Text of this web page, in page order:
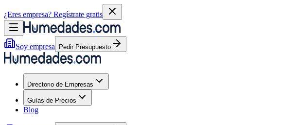
¿Eres empresa? Regístrate gratis
Soy empresa Pedir Presupuesto
Directorio de Empresas
Guías de Precios
Blog